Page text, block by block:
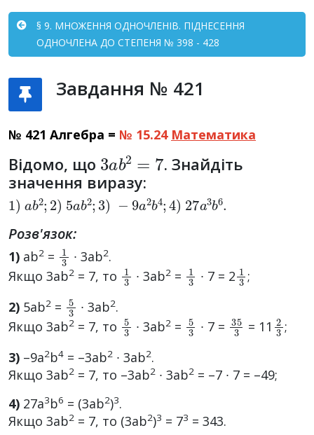
§ 9. МНОЖЕННЯ ОДНОЧЛЕНІВ. ПІДНЕСЕННЯ
ОДНОЧЛЕНА ДО СТЕПЕНЯ № 398 - 428
Завдання № 421
№ 421 Алгебра = № 15.24 Математика
Відомо, що 3 b2 7 . Знайдіть
значення виразу:
1) b2 ;2 5 ab 2;3 9 a2 b 4; 4) 27a3
Розв'язок:
1) ab2 = 1 ∙ 3ab2.
Якщо 3аb2 = 7, то 1 ∙ 3аb2= 1 ∙ 7 = 2 1 ;
2) 5ab2 = 5 ∙ 3аb2.
Якщо 3аb2 = 7, то 5 ∙ 3ab2= 5 ∙ 7 = 35 = 11 2 ;
3) –9а2b4 = –3аb2 ∙ 3аb2.
Якщо 3аb2 = 7, то –3ab2 ∙ 3аb2 = –7 ∙ 7 = –49;
4) 27a3b6 = (3ab2)3.
Якщо 3аb2 = 7, то (3аb2)3 = 73 = 343.